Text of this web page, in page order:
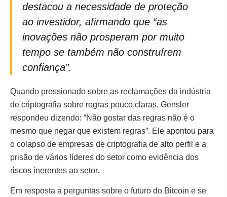
destacou a necessidade de proteção
ao investidor, afirmando que “as
inovações não prosperam por muito
tempo se também não construírem
confiança”.
Quando pressionado sobre as reclamações da indústria
de criptografia sobre regras pouco claras, Gensler
respondeu dizendo: “Não gostar das regras não é o
mesmo que negar que existem regras”. Ele apontou para
o colapso de empresas de criptografia de alto perfil e a
prisão de vários líderes do setor como evidência dos
riscos inerentes ao setor.
Em resposta a perguntas sobre o futuro do Bitcoin e se